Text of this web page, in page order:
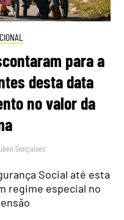
para a
desta data
no valor da
Gonçalves
Social até esta
regime especial no